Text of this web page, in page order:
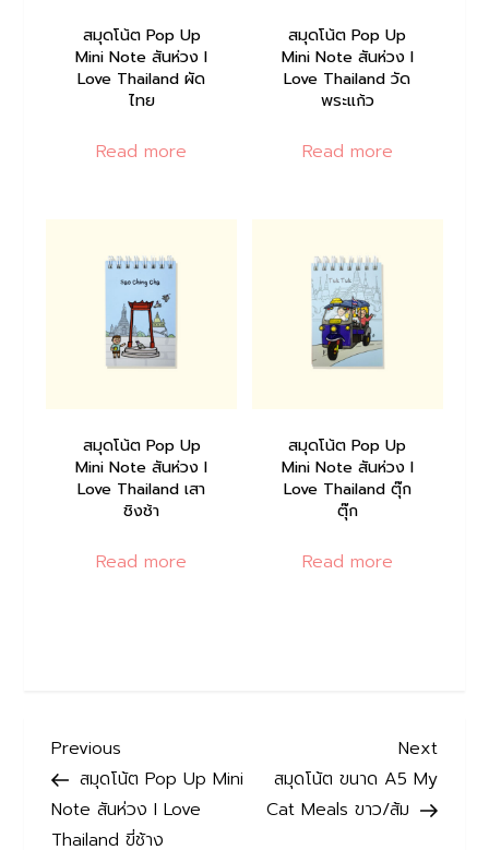
สมุดโน้ต Pop Up
Mini Note สันห่วง I
Love Thailand ผัด
ไทย
Read more
สมุดโน้ต Pop Up
Mini Note สันห่วง I
Love Thailand วัด
พระแก้ว
Read more
สมุดโน้ต Pop Up
Mini Note สันห่วง I
Love Thailand เสา
ชิงช้า
Read more
สมุดโน้ต Pop Up
Mini Note สันห่วง I
Love Thailand ตุ๊ก
ตุ๊ก
Read more
P
o
Previous
Post
Previous
สมุดโน้ต Pop Up Mini
Note สันห่วง I Love
Thailand ขี่ช้าง
Next
Post
Next
สมุดโน้ต ขนาด A5 My
Cat Meals ขาว/ส้ม